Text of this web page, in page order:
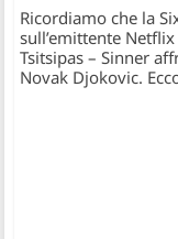
Ricordiamo che la
sull’emittente
Tsitsipas – Sinner
Novak Djokovic.